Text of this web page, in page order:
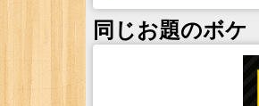
同じお題のボケ